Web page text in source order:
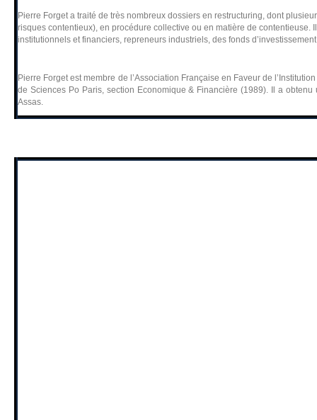
Pierre Forget a traité de très nombreux dossiers en restructuring, dont
risques contentieux), en procédure collective ou en matière de
institutionnels et financiers, repreneurs industriels, des fonds
Pierre Forget est membre de l’Association Française en Faveur de
de Sciences Po Paris, section Economique & Financière (1989). Il a
Assas.